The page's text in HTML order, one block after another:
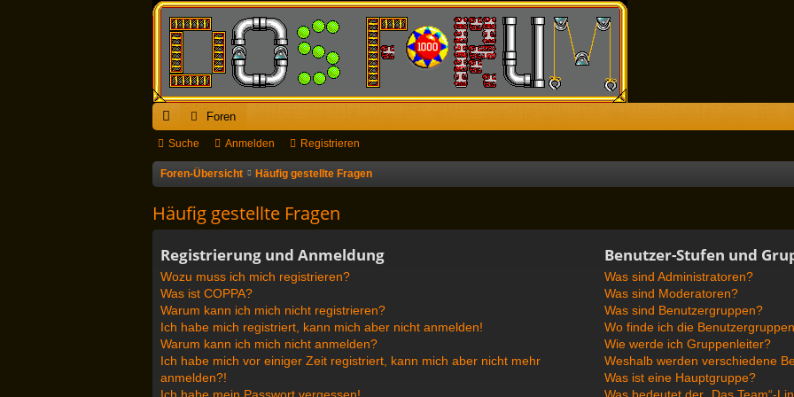
ch
ne
ug
riff
Foren
Suche Anmelden Registrieren
Foren-Übersicht Häufig gestellte Fragen
Häufig gestellte Fragen
Registrierung und Anmeldung
Wozu muss ich mich registrieren?
Was ist COPPA?
Warum kann ich mich nicht registrieren?
Ich habe mich registriert, kann mich aber nicht anmelden!
Warum kann ich mich nicht anmelden?
Ich habe mich vor einiger Zeit registriert, kann mich aber nicht mehr
anmelden?!
Benutzer-Stufen und
Was sind Administratoren?
Was sind Moderatoren?
Was sind Benutzergruppen?
Wo finde ich die
Wie werde ich Gruppenleiter?
Weshalb werden verschiedene
Was ist eine Hauptgruppe?